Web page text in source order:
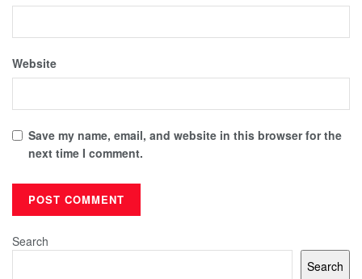
Website
Save my name, email, and website in this browser for the
next time I comment.
Search
Search